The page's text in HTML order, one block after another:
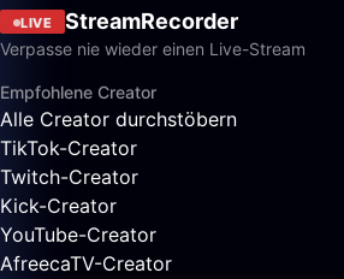
LIVE StreamRecorder
Verpasse nie wieder einen Live-Stream
Empfohlene Creator
Alle Creator durchstöbern
TikTok-Creator
Twitch-Creator
Kick-Creator
YouTube-Creator
AfreecaTV-Creator